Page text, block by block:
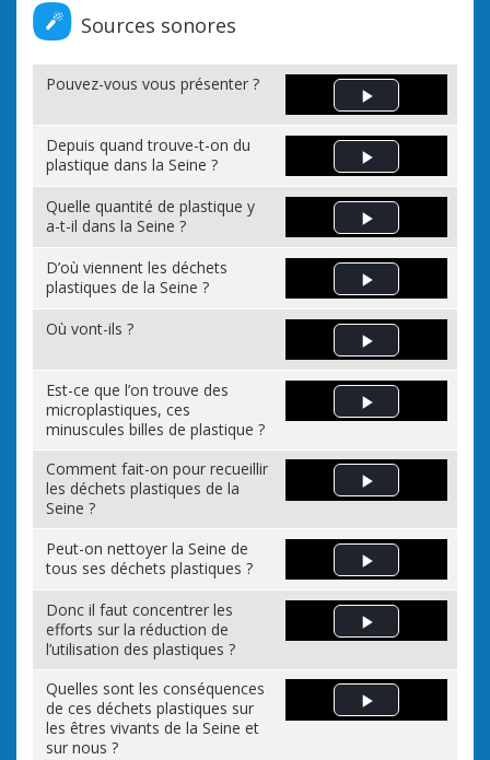
Sources sonores
Pouvez-vous vous présenter ?
Play Video
Depuis quand trouve-t-on du
plastique dans la Seine ?
Play Video
Quelle quantité de plastique y
a-t-il dans la Seine ?
Play Video
D’où viennent les déchets
plastiques de la Seine ?
Play Video
Où vont-ils ?
Play Video
Est-ce que l’on trouve des
microplastiques, ces
minuscules billes de plastique ?
Play Video
Comment fait-on pour recueillir
les déchets plastiques de la
Seine ?
Play Video
Peut-on nettoyer la Seine de
tous ses déchets plastiques ?
Play Video
Donc il faut concentrer les
efforts sur la réduction de
l’utilisation des plastiques ?
Play Video
Quelles sont les conséquences
de ces déchets plastiques sur
les êtres vivants de la Seine et
sur nous ?
Play Video